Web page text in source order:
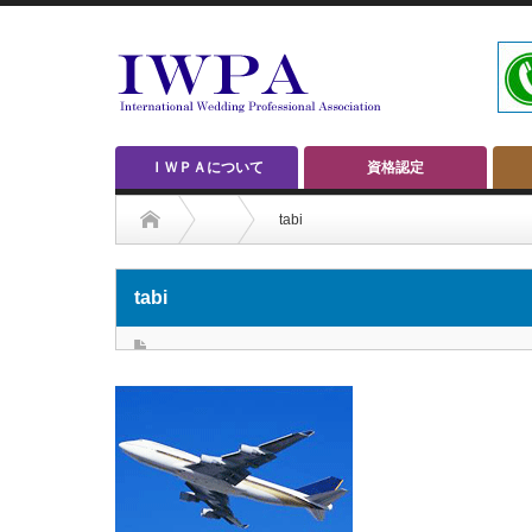
ＩＷＰＡについて 資格認定
tabi
tabi